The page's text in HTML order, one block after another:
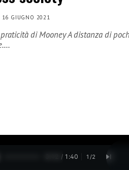
16 GIUGNO 2021
di Mooney A distanza di
0:13 / 1:40 1 /2